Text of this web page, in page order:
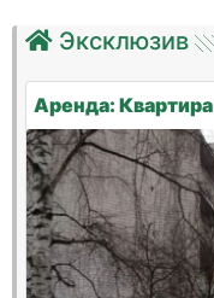
Эксклюзив
Аренда: Квартира